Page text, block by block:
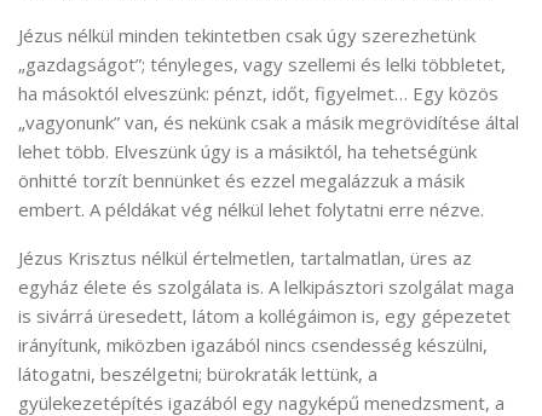
Jézus nélkül minden tekintetben csak úgy szerezhetünk
„gazdagságot”; tényleges, vagy szellemi és lelki többletet,
ha másoktól elveszünk: pénzt, időt, figyelmet… Egy közös
„vagyonunk” van, és nekünk csak a másik megrövidítése által
lehet több. Elveszünk úgy is a másiktól, ha tehetségünk
önhitté torzít bennünket és ezzel megalázzuk a másik
embert. A példákat vég nélkül lehet folytatni erre nézve.
Jézus Krisztus nélkül értelmetlen, tartalmatlan, üres az
egyház élete és szolgálata is. A lelkipásztori szolgálat maga
is sivárrá üresedett, látom a kollégáimon is, egy gépezetet
irányítunk, miközben igazából nincs csendesség készülni,
látogatni, beszélgetni; bürokraták lettünk, a
gyülekezetépítés igazából egy nagyképű menedzsment, a